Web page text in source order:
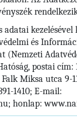
kezelésével
és
(Nemzeti
postai cím:
Miksa utca 9-
1410; E-mail:
honlap: